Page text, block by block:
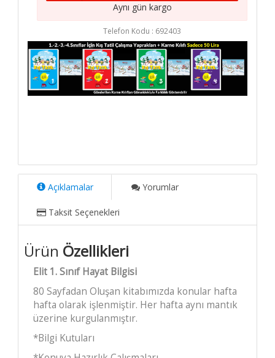
Aynı gün kargo
Telefon Kodu : 692403
Açıklamalar Yorumlar
Taksit Seçenekleri
Ürün Özellikleri
Elit 1. Sınıf Hayat Bilgisi
80 Sayfadan Oluşan kitabımızda konular hafta
hafta olarak işlenmiştir. Her hafta aynı mantık
üzerine kurgulanmıştır.
*Bilgi Kutuları